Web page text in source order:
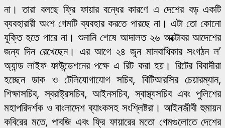
না। তারা বলছে ফ্রি ফায়ার বন্ধের কারণে এ দেশের বড় একটি
ব্যবহারারী অংশ গেমটি ব্যবহার করতে পারছে না। এটা তো কোনো
যুক্তি হতে পারে না। শুনানি শেষে আদালত ২৬ অক্টোবর আদেশের
জন্য দিন রেখেছেন। এর আগে ২৪ জুন মানবাধিকার সংগঠন ল’
অ্যান্ড লাইফ ফাউন্ডেশনের পক্ষে এ রিট করা হয়। রিটের বিবাদীরা
হচ্ছেন ডাক ও টেলিযোগাযোগ সচিব, বিটিআরসির চেয়ারম্যান,
শিক্ষাসচিব, স্বরাষ্ট্রসচিব, আইনসচিব, স্বাস্থ্যসচিব এবং পুলিশের
মহাপরিদর্শক ও বাংলাদেশ ব্যাংকসহ সংশ্লিষ্টরা। আইনজীবী হুমায়ন
কবিরের মতে, পাবজি এবং ফ্রি ফায়ারের মতো গেমগুলোতে দেশের